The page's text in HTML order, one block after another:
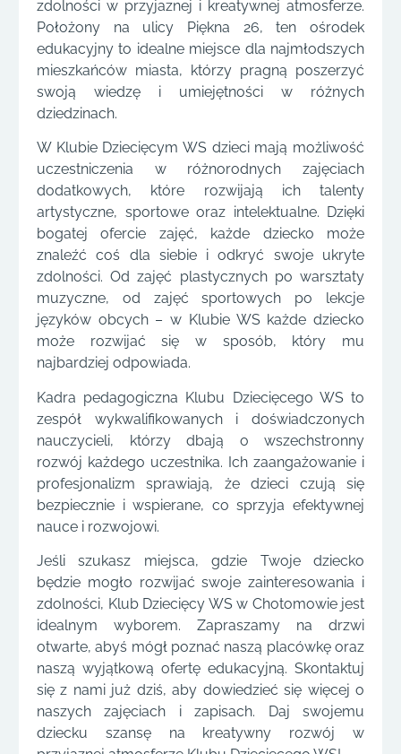
zdolności w przyjaznej i kreatywnej atmosferze.
Położony na ulicy Piękna 26, ten ośrodek
edukacyjny to idealne miejsce dla najmłodszych
mieszkańców miasta, którzy pragną poszerzyć
swoją wiedzę i umiejętności w różnych
dziedzinach.
W Klubie Dziecięcym WS dzieci mają możliwość
uczestniczenia w różnorodnych zajęciach
dodatkowych, które rozwijają ich talenty
artystyczne, sportowe oraz intelektualne. Dzięki
bogatej ofercie zajęć, każde dziecko może
znaleźć coś dla siebie i odkryć swoje ukryte
zdolności. Od zajęć plastycznych po warsztaty
muzyczne, od zajęć sportowych po lekcje
języków obcych – w Klubie WS każde dziecko
może rozwijać się w sposób, który mu
najbardziej odpowiada.
Kadra pedagogiczna Klubu Dziecięcego WS to
zespół wykwalifikowanych i doświadczonych
nauczycieli, którzy dbają o wszechstronny
rozwój każdego uczestnika. Ich zaangażowanie i
profesjonalizm sprawiają, że dzieci czują się
bezpiecznie i wspierane, co sprzyja efektywnej
nauce i rozwojowi.
Jeśli szukasz miejsca, gdzie Twoje dziecko
będzie mogło rozwijać swoje zainteresowania i
zdolności, Klub Dziecięcy WS w Chotomowie jest
idealnym wyborem. Zapraszamy na drzwi
otwarte, abyś mógł poznać naszą placówkę oraz
naszą wyjątkową ofertę edukacyjną. Skontaktuj
się z nami już dziś, aby dowiedzieć się więcej o
naszych zajęciach i zapisach. Daj swojemu
dziecku szansę na kreatywny rozwój w